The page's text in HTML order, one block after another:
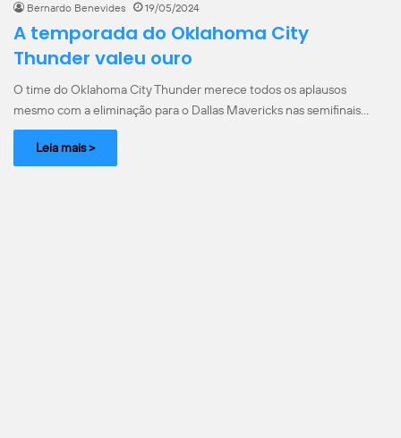
Bernardo Benevides 19/05/2024
A temporada do Oklahoma City
Thunder valeu ouro
O time do Oklahoma City Thunder merece todos os aplausos
mesmo com a eliminação para o Dallas Mavericks nas semifinais…
Leia mais >